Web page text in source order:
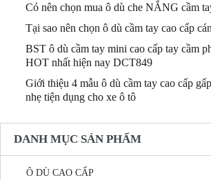
Có nên chọn mua ô dù che NẮNG cầm
Tại sao nên chọn ô dù cầm tay cao cấp
BST ô dù cầm tay mini cao cấp tay cầm
HOT nhất hiện nay DCT849
Giới thiệu 4 mẫu ô dù cầm tay cao cấp
nhẹ tiện dụng cho xe ô tô
DANH MỤC SẢN PHẨM
Ô DÙ CAO CẤP